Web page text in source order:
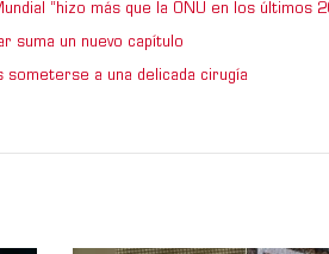
“hizo más que la ONU en los últimos
suma un nuevo capítulo
a una delicada cirugía